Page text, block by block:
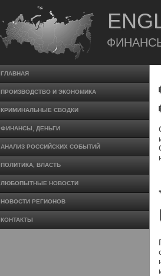
ГЛАВНАЯ
ПРОИЗВΟДСТВО И ЭКОНОМИКА
КРИМИНАЛЬНЫЕ СВОДКИ
ФИНАНСЫ, ДЕНЬГИ
АНАЛИЗ РОССИЙСКИХ СОБЫТИЙ
ПОЛИТИКА, ВЛАСТЬ
ЛЮБОПЫТНЫЕ НОВОСТИ
НОВОСТИ РЕГИОНОВ
КОНТАКТЫ